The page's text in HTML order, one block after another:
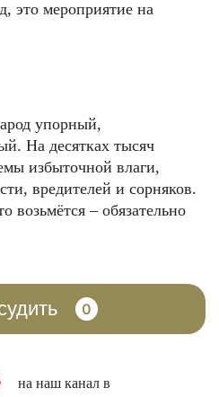
это мероприятие на
упорный,
На десятках тысяч
избыточной влаги,
вредителей и сорняков.
возьмётся – обязательно
0
на наш канал в